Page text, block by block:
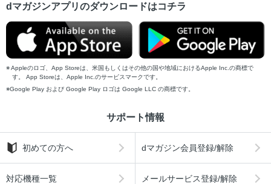
dマガジンアプリのダウンロードはコチラ
Appleのロゴ、App Storeは、米国もしくはその他の国や地域におけるApple Inc.の商標で
す。 App Storeは、Apple Inc.のサービスマークです。
Google Play および Google Play ロゴは Google LLC の商標です。
サポート情報
初めての方へ dマガジン会員登録/解除
対応機種一覧 メールサービス登録/解除